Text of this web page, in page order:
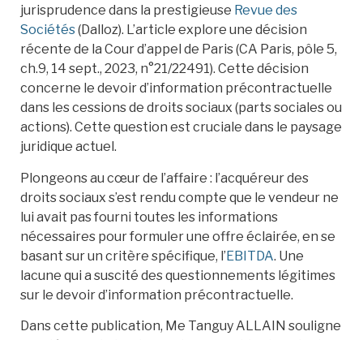
jurisprudence dans la prestigieuse Revue des
Sociétés(Dalloz). L’article explore une décision
récente de la Cour d’appel de Paris (CA Paris, pôle 5,
ch.9, 14 sept., 2023, n°21/22491). Cette décision
concerne le devoir d’information précontractuelle
dans les cessions de droits sociaux (parts sociales ou
actions). Cette question est cruciale dans le paysage
juridique actuel.
Plongeons au cœur de l’affaire : l’acquéreur des
droits sociaux s’est rendu compte que le vendeur ne
lui avait pas fourni toutes les informations
nécessaires pour formuler une offre éclairée, en se
basant sur un critère spécifique, l’EBITDA. Une
lacune qui a suscité des questionnements légitimes
sur le devoir d’information précontractuelle.
Dans cette publication, Me Tanguy ALLAIN souligne